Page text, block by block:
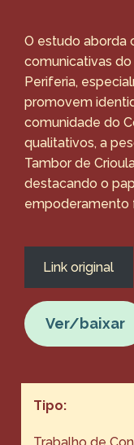
O estudo aborda
comunicativas
Periferia,
promovem
comunidade do
qualitativos, a
Tambor de
destacando o
empoderamento
Link original
Ver/baixar
Tipo:
Trabalho de